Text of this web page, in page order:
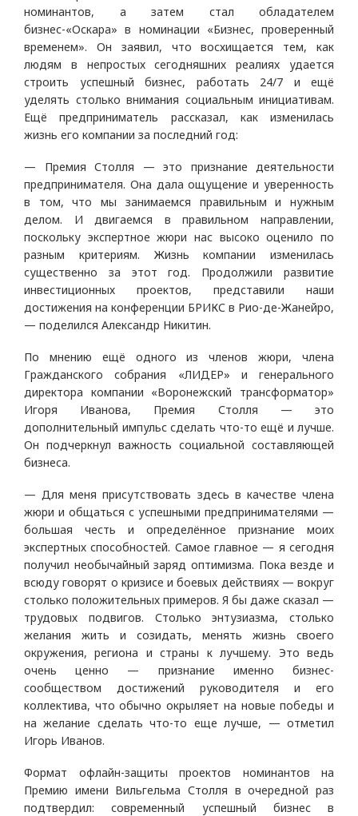
номинантов, а затем стал обладателем
бизнес-«Оскара» в номинации «Бизнес, проверенный
временем». Он заявил, что восхищается тем, как
людям в непростых сегодняшних реалиях удается
строить успешный бизнес, работать 24/7 и ещё
уделять столько внимания социальным инициативам.
Ещё предприниматель рассказал, как изменилась
жизнь его компании за последний год:
— Премия Столля — это признание деятельности
предпринимателя. Она дала ощущение и уверенность
в том, что мы занимаемся правильным и нужным
делом. И двигаемся в правильном направлении,
поскольку экспертное жюри нас высоко оценило по
разным критериям. Жизнь компании изменилась
существенно за этот год. Продолжили развитие
инвестиционных проектов, представили наши
достижения на конференции БРИКС в Рио-де-Жанейро,
— поделился Александр Никитин.
По мнению ещё одного из членов жюри, члена
Гражданского собрания «ЛИДЕР» и генерального
директора компании «Воронежский трансформатор»
Игоря Иванова, Премия Столля — это
дополнительный импульс сделать что-то ещё и лучше.
Он подчеркнул важность социальной составляющей
бизнеса.
— Для меня присутствовать здесь в качестве члена
жюри и общаться с успешными предпринимателями —
большая честь и определённое признание моих
экспертных способностей. Самое главное — я сегодня
получил необычайный заряд оптимизма. Пока везде и
всюду говорят о кризисе и боевых действиях — вокруг
столько положительных примеров. Я бы даже сказал —
трудовых подвигов. Столько энтузиазма, столько
желания жить и созидать, менять жизнь своего
окружения, региона и страны к лучшему. Это ведь
очень ценно — признание именно бизнес-
сообществом достижений руководителя и его
коллектива, что обычно окрыляет на новые победы и
на желание сделать что-то еще лучше, — отметил
Игорь Иванов.
Формат офлайн-защиты проектов номинантов на
Премию имени Вильгельма Столля в очередной раз
подтвердил: современный успешный бизнес в